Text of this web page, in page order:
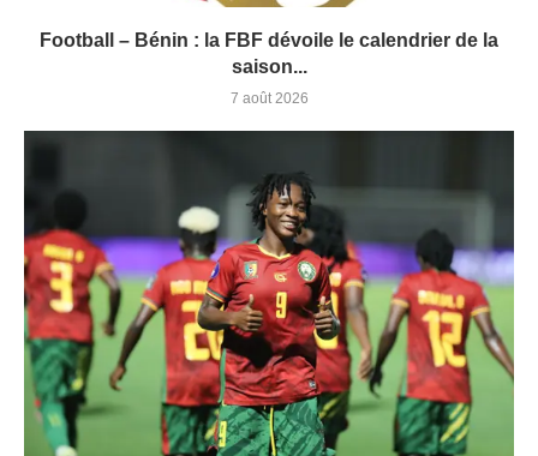
Football – Bénin : la FBF dévoile le calendrier de la
saison...
7 août 2026